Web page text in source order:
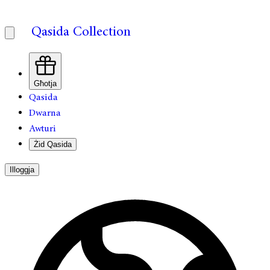
Qasida Collection
Għotja
Qasida
Dwarna
Awturi
Żid Qasida
Illoggja